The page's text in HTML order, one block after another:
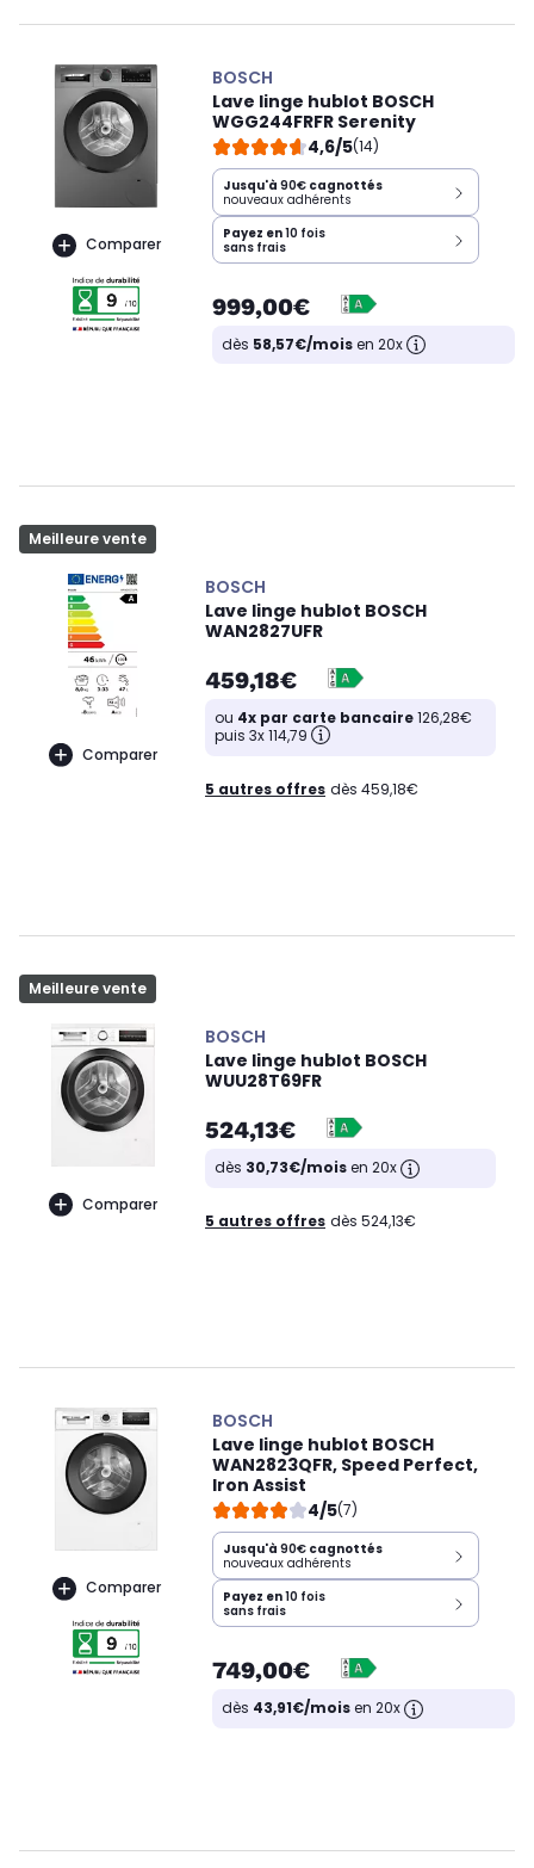
Comparer
BOSCH
Lave linge hublot BOSCH
WGG244FRFR Serenity
4,6/5(14)
Jusqu'à 90€ cagnottés
nouveaux adhérents
Payez en10 fois
sans frais
999,00€
dès 58,57€/moisen 20x
Meilleure vente
Comparer
BOSCH
Lave linge hublot BOSCH
WAN2827UFR
459,18€
ou 4x par carte bancaire126,28€
puis 3x 114,79
5 autres offres dès 459,18€
Meilleure vente
Comparer
BOSCH
Lave linge hublot BOSCH
WUU28T69FR
524,13€
dès 30,73€/moisen 20x
5 autres offres dès 524,13€
Comparer
BOSCH
Lave linge hublot BOSCH
WAN2823QFR, Speed Perfect,
Iron Assist
4/5(7)
Jusqu'à 90€ cagnottés
nouveaux adhérents
Payez en10 fois
sans frais
749,00€
dès 43,91€/moisen 20x